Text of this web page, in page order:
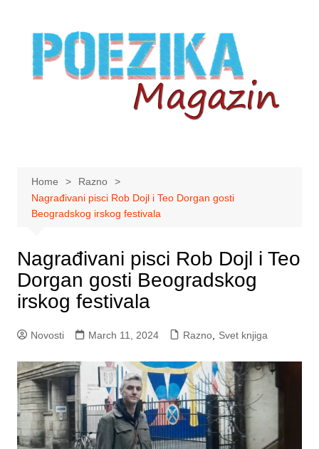
content
Home
Razno
Nagrađivani pisci Rob Dojl i Teo Dorgan gosti
Beogradskog irskog festivala
Nagrađivani pisci Rob Dojl i Teo
Dorgan gosti Beogradskog
irskog festivala
Novosti March 11, 2024 Razno, Svet knjiga